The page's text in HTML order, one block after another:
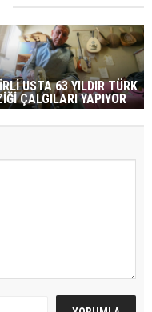
USTA 63 YILDIR TÜRK
ÇALGILARI YAPIYOR